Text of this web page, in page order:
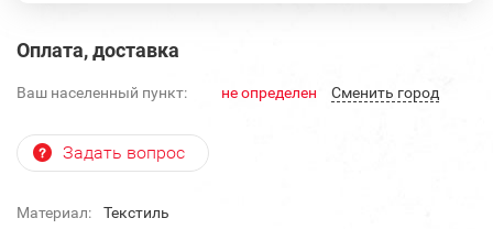
Оплата, доставка
Ваш населенный пункт: не определен Cменить город
Задать вопрос
Материал:
Текстиль